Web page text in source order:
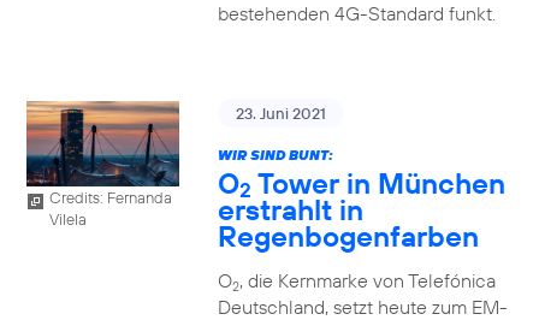
bestehenden 4G-Standard funkt.
Credits: Fernanda
Vilela
23. Juni 2021
WIR SIND BUNT:
O2 Tower in München
erstrahlt in
Regenbogenfarben
O2, die Kernmarke von Telefónica
Deutschland, setzt heute zum EM-